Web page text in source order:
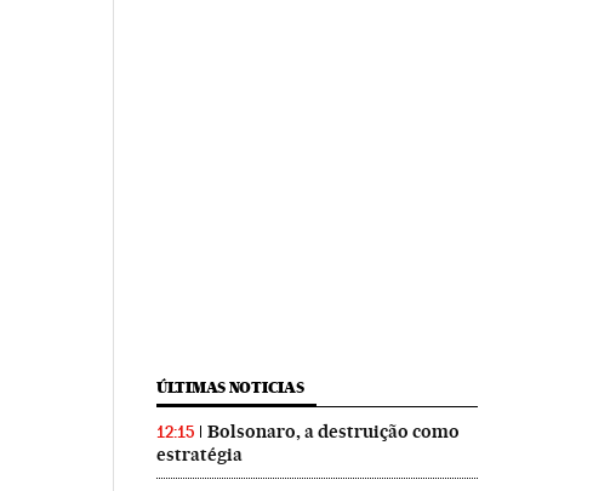
ÚLTIMAS NOTICIAS
12:15
Bolsonaro, a destruição como
estratégia